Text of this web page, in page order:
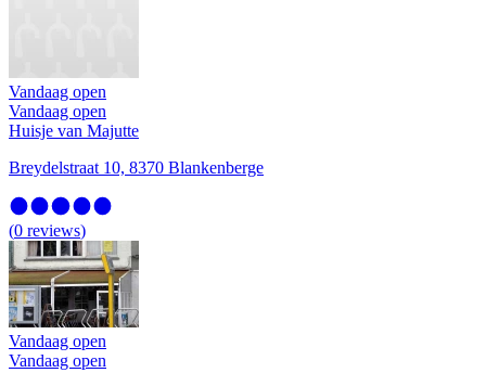
Vandaag open
Vandaag open
Huisje van Majutte
Breydelstraat 10, 8370 Blankenberge
(0 reviews)
Vandaag open
Vandaag open